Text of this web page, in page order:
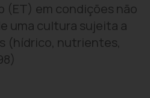
(ET) em condições não
uma cultura sujeita a
(hídrico, nutrientes,